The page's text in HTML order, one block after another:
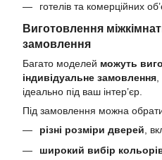
готелів та комерційних
Виготовлення
замовлення
Багато моделей можуть
індивідуальне замовлення
ідеально під ваш інтер’єр.
Під замовлення можна
різні розміри дверей ,
широкий вибір